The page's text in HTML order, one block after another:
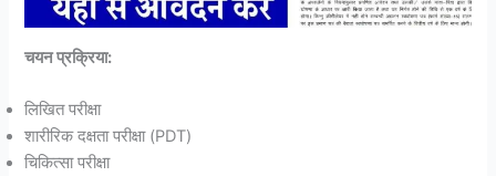
चयन प्रक्रिया:
लिखित परीक्षा
शारीरिक दक्षता परीक्षा (PDT)
चिकित्सा परीक्षा